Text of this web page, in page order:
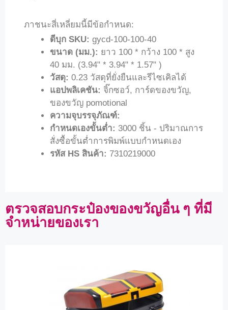
ภาชนะสี่เหลี่ยมนี้มีข้อกำหนด:
ดีบุก SKU: gycd-100-100-40
ขนาด (มม.): ยาว 100 * กว้าง 100 * สูง
40 มม. (3.94" * 3.94" * 1.57" )
วัสดุ: 0.23 วัสดุที่ยั่งยืนและรีไซเคิลได้
แอปพลิเคชัน: จิ๊กซอว์, การ์ดของขวัญ,
ของขวัญ pomotional
ความจุบรรจุภัณฑ์:
กำหนดเองขั้นต่ำ: 3000 ชิ้น - ปริมาณการ
สั่งซื้อขั้นต่ำการพิมพ์แบบกำหนดเอง
รหัส HS สินค้า: 7310219000
ตรวจสอบกระป๋องของขวัญอื่น ๆ ที่มี
จำหน่ายของเรา